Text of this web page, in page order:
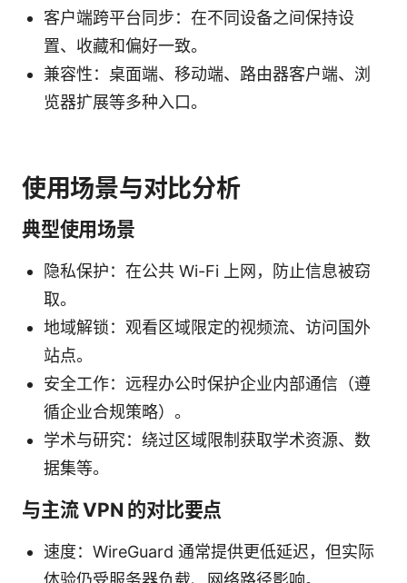
客户端跨平台同步：在不同设备之间保持设
置、收藏和偏好一致。
兼容性：桌面端、移动端、路由器客户端、浏
览器扩展等多种入口。
使用场景与对比分析
典型使用场景
隐私保护：在公共 Wi-Fi 上网，防止信息被窃
取。
地域解锁：观看区域限定的视频流、访问国外
站点。
安全工作：远程办公时保护企业内部通信（遵
循企业合规策略）。
学术与研究：绕过区域限制获取学术资源、数
据集等。
与主流 VPN 的对比要点
速度：WireGuard 通常提供更低延迟，但实际